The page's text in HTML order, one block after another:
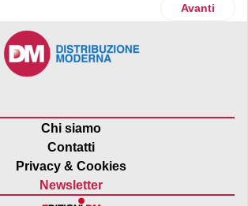
Carrefour, salgono a 3 gli ipermercati
Articolo
Avanti
Chi siamo
Contatti
Privacy & Cookies
Newsletter